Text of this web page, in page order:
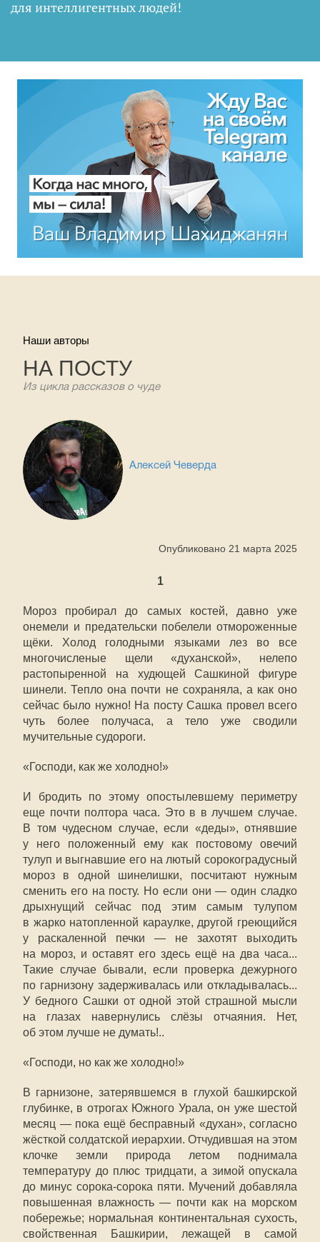
для интеллигентных людей!
Наши авторы
НА ПОСТУ
Из цикла рассказов о чуде
Алексей Чеверда
Опубликовано 21 марта 2025
1
Мороз пробирал до самых костей, давно уже
онемели и предательски побелели отмороженные
щёки. Холод голодными языками лез во все
многочисленые щели «духанской», нелепо
растопыренной на худющей Сашкиной фигуре
шинели. Тепло она почти не сохраняла, а как оно
сейчас было нужно! На посту Сашка провел всего
чуть более получаса, а тело уже сводили
мучительные судороги.
«Господи, как же холодно!»
И бродить по этому опостылевшему периметру
еще почти полтора часа. Это в в лучшем случае.
В том чудесном случае, если «деды», отнявшие
у него положенный ему как постовому овечий
тулуп и выгнавшие его на лютый сорокоградусный
мороз в одной шинелишки, посчитают нужным
сменить его на посту. Но если они — один сладко
дрыхнущий сейчас под этим самым тулупом
в жарко натопленной караулке, другой греющийся
у раскаленной печки — не захотят выходить
на мороз, и оставят его здесь ещё на два часа...
Такие случае бывали, если проверка дежурного
по гарнизону задерживалась или откладывалась...
У бедного Сашки от одной этой страшной мысли
на глазах навернулись слёзы отчаяния. Нет,
об этом лучше не думать!..
«Господи, но как же холодно!»
В гарнизоне, затерявшемся в глухой башкирской
глубинке, в отрогах Южного Урала, он уже шестой
месяц — пока ещё бесправный «духан», согласно
жёсткой солдатской иерархии. Отчудившая на этом
клочке земли природа летом поднимала
температуру до плюс тридцати, а зимой опускала
до минус сорока-сорока пяти. Мучений добавляла
повышенная влажность — почти как на морском
побережье; нормальная континентальная сухость,
свойственная Башкирии, лежащей в самой